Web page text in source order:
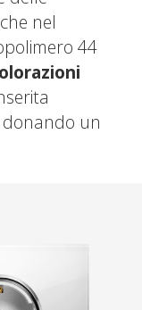
nel
44
donando un